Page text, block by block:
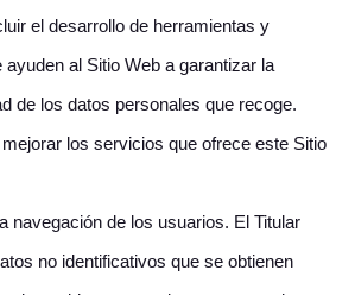
el desarrollo de herramientas y
ayuden al Sitio Web a garantizar la
de los datos personales que recoge.
los servicios que ofrece este Sitio
navegación de los usuarios. El Titular
no identificativos que se obtienen